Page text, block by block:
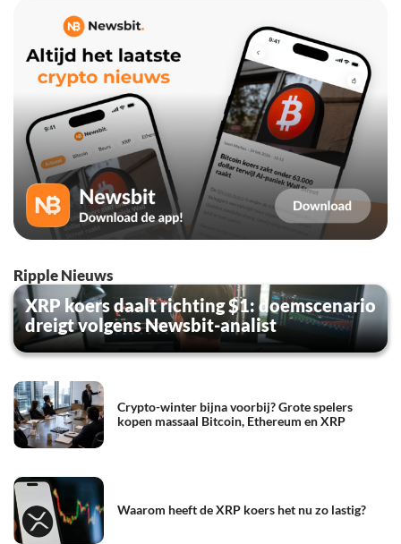
Ripple Nieuws
XRP koers daalt richting $1: doemscenario
dreigt volgens Newsbit-analist
Crypto-winter bijna voorbij? Grote spelers
kopen massaal Bitcoin, Ethereum en XRP
Waarom heeft de XRP koers het nu zo lastig?